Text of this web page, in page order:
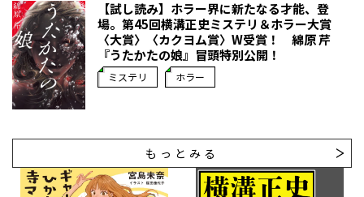
【試し読み】ホラー界に新たなる才能、登
場。第45回横溝正史ミステリ＆ホラー大賞
〈大賞〉〈カクヨム賞〉W受賞！ 綿原 芹
『うたかたの娘』冒頭特別公開！
ミステリ ホラー
もっとみる